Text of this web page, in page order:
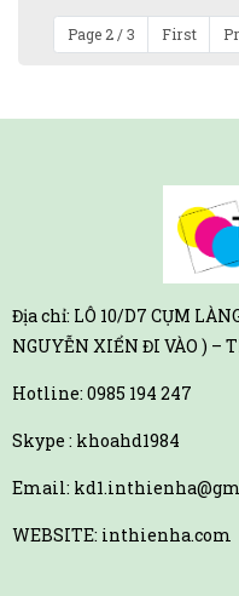
Page 2 / 3 First
Địa chỉ: LÔ 10/D7 CỤM
NGUYỄN XIỂN ĐI VÀO ) –
Hotline: 0985 194 247
Skype : khoahd1984
Email:
WEBSITE: inthienha.com